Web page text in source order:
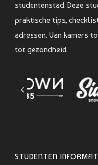
studentenstad. Deze
praktische tips,
adressen. Van kamers
tot gezondheid.
STUDENTEN